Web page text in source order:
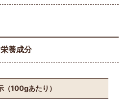
栄養成分
（100gあたり）